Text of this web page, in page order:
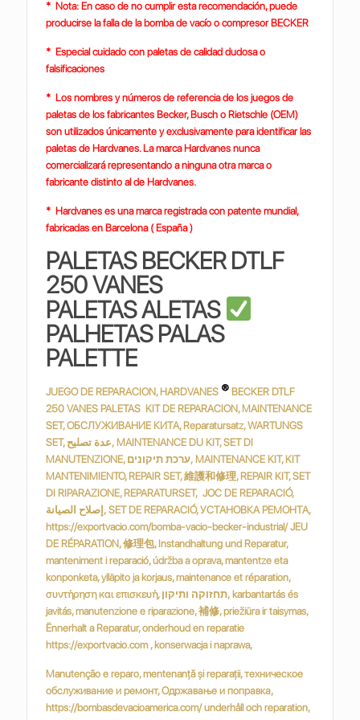
* Nota: En caso de no cumplir esta recomendación, puede
producirse la falla de la bomba de vacío o compresor BECKER
* Especial cuidado con paletas de calidad dudosa o
falsificaciones
* Los nombres y números de referencia de los juegos de
paletas de los fabricantes Becker, Busch o Rietschle (OEM)
son utilizados únicamente y exclusivamente para identificar las
paletas de Hardvanes. La marca Hardvanes nunca
comercializará representando a ninguna otra marca o
fabricante distinto al de Hardvanes.
* Hardvanes es una marca registrada con patente mundial,
fabricadas en Barcelona ( España )
PALETAS BECKER DTLF
250 VANES
PALETAS ALETAS
PALHETAS PALAS
PALETTE
JUEGO DE REPARACION, HARDVANES ® BECKER DTLF
250 VANES PALETAS KIT DE REPARACION, MAINTENANCE
SET, ОБСЛУЖИВАНИЕ КИТА, Reparatursatz, WARTUNGS
SET, عدة تصليح, MAINTENANCE DU KIT, SET DI
MANUTENZIONE, ערכת תיקונים, MAINTENANCE KIT, KIT
MANTENIMIENTO, REPAIR SET, 維護和修理, REPAIR KIT, SET
DI RIPARAZIONE, REPARATURSET, JOC DE REPARACIÓ,
إصلاح الصيانة, SET DE REPARACIÓ, УСТАНОВКА РЕМОНТА,
https://exportvacio.com/bomba-vacio-becker-industrial/ JEU
DE RÉPARATION, 修理包, Instandhaltung und Reparatur,
manteniment i reparació, údržba a oprava, mantentze eta
konponketa, ylläpito ja korjaus, maintenance et réparation,
συντήρηση και επισκευή, תחזוקה ותיקון, karbantartás és
javitás, manutenzione e riparazione, 補修, priežiūra ir taisymas,
Ënnerhalt a Reparatur, onderhoud en reparatie
https://exportvacio.com , konserwacja i naprawa,
Manutenção e reparo, mentenanță și reparații, техническое
обслуживание и ремонт, Одржавање и поправка,
https://bombasdevacioamerica.com/ underhåll och reparation,